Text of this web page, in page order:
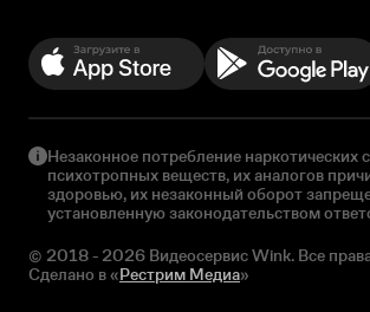
Незаконное потребление наркотических
психотропных веществ, их аналогов
здоровью, их незаконный оборот
установленную законодательством
© 2018 - 2026 Видеосервис Wink. Все
Сделано в «Рестрим Медиа»